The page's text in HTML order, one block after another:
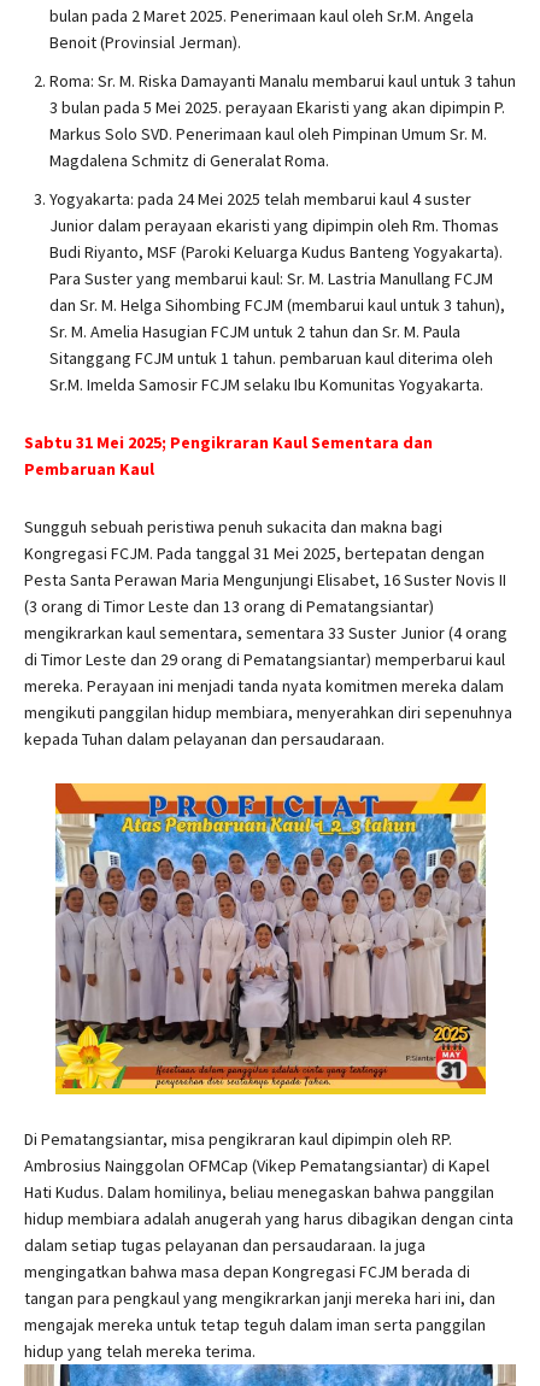
bulan pada 2 Maret 2025. Penerimaan kaul oleh Sr.M. Angela
Benoit (Provinsial Jerman).
Roma: Sr. M. Riska Damayanti Manalu membarui kaul untuk 3 tahun
3 bulan pada 5 Mei 2025. perayaan Ekaristi yang akan dipimpin P.
Markus Solo SVD. Penerimaan kaul oleh Pimpinan Umum Sr. M.
Magdalena Schmitz di Generalat Roma.
Yogyakarta: pada 24 Mei 2025 telah membarui kaul 4 suster
Junior dalam perayaan ekaristi yang dipimpin oleh Rm. Thomas
Budi Riyanto, MSF (Paroki Keluarga Kudus Banteng Yogyakarta).
Para Suster yang membarui kaul: Sr. M. Lastria Manullang FCJM
dan Sr. M. Helga Sihombing FCJM (membarui kaul untuk 3 tahun),
Sr. M. Amelia Hasugian FCJM untuk 2 tahun dan Sr. M. Paula
Sitanggang FCJM untuk 1 tahun. pembaruan kaul diterima oleh
Sr.M. Imelda Samosir FCJM selaku Ibu Komunitas Yogyakarta.
Sabtu 31 Mei 2025; Pengikraran Kaul Sementara dan
Pembaruan Kaul
Sungguh sebuah peristiwa penuh sukacita dan makna bagi
Kongregasi FCJM. Pada tanggal 31 Mei 2025, bertepatan dengan
Pesta Santa Perawan Maria Mengunjungi Elisabet, 16 Suster Novis II
(3 orang di Timor Leste dan 13 orang di Pematangsiantar)
mengikrarkan kaul sementara, sementara 33 Suster Junior (4 orang
di Timor Leste dan 29 orang di Pematangsiantar) memperbarui kaul
mereka. Perayaan ini menjadi tanda nyata komitmen mereka dalam
mengikuti panggilan hidup membiara, menyerahkan diri sepenuhnya
kepada Tuhan dalam pelayanan dan persaudaraan.
Di Pematangsiantar, misa pengikraran kaul dipimpin oleh RP.
Ambrosius Nainggolan OFMCap (Vikep Pematangsiantar) di Kapel
Hati Kudus. Dalam homilinya, beliau menegaskan bahwa panggilan
hidup membiara adalah anugerah yang harus dibagikan dengan cinta
dalam setiap tugas pelayanan dan persaudaraan. Ia juga
mengingatkan bahwa masa depan Kongregasi FCJM berada di
tangan para pengkaul yang mengikrarkan janji mereka hari ini, dan
mengajak mereka untuk tetap teguh dalam iman serta panggilan
hidup yang telah mereka terima.